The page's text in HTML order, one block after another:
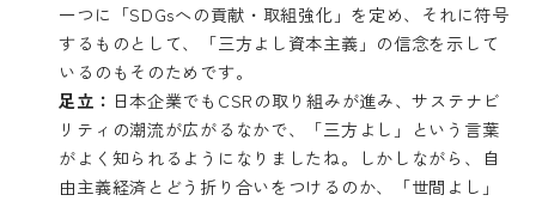
一つに「SDGsへの貢献・取組強化」を定め、それに符号
するものとして、「三方よし資本主義」の信念を示して
いるのもそのためです。
足立： 日本企業でもCSRの取り組みが進み、サステナビ
リティの潮流が広がるなかで、「三方よし」という言葉
がよく知られるようになりましたね。しかしながら、自
由主義経済とどう折り合いをつけるのか、「世間よし」